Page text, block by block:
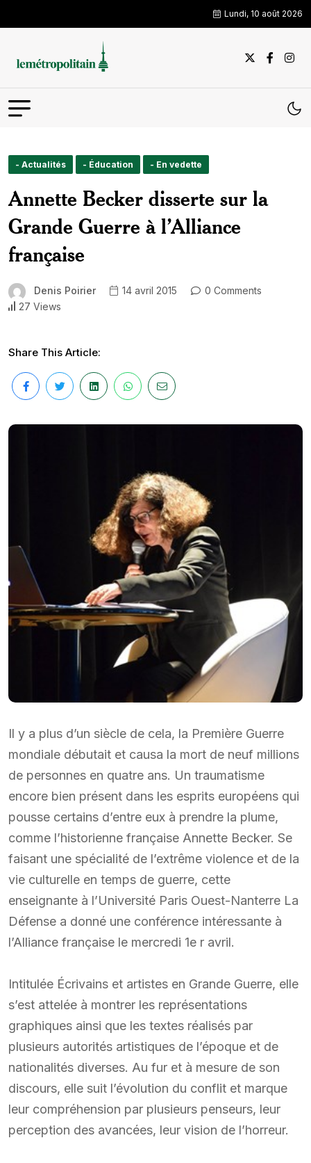
Lundi, 10 août 2026
- Actualités - Éducation - En vedette
Annette Becker disserte sur la
Grande Guerre à l’Alliance
française
Denis Poirier 14 avril 2015
0 Comments
27 Views
Share This Article:
Il y a plus d’un siècle de cela, la Première Guerre
mondiale débutait et causa la mort de neuf millions
de personnes en quatre ans. Un traumatisme
encore bien présent dans les esprits européens qui
pousse certains d’entre eux à prendre la plume,
comme l’historienne française Annette Becker. Se
faisant une spécialité de l’extrême violence et de la
vie culturelle en temps de guerre, cette
enseignante à l’Université Paris Ouest-Nanterre La
Défense a donné une conférence intéressante à
l’Alliance française le mercredi 1e r avril.
Intitulée Écrivains et artistes en Grande Guerre, elle
s’est attelée à montrer les représentations
graphiques ainsi que les textes réalisés par
plusieurs autorités artistiques de l’époque et de
nationalités diverses. Au fur et à mesure de son
discours, elle suit l’évolution du conflit et marque
leur compréhension par plusieurs penseurs, leur
perception des avancées, leur vision de l’horreur.